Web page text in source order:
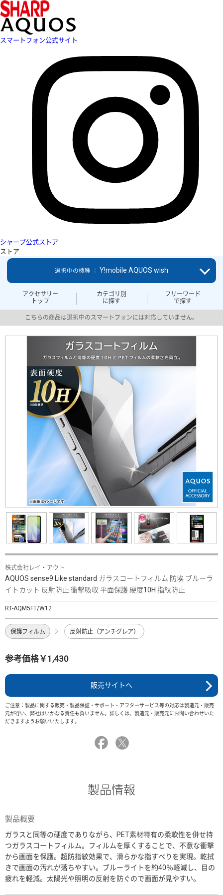
スマートフォン公式サイト
シャープ公式ストア
ストア
アクセサリー
トップ
カテゴリ別
に探す
フリーワード
で探す
選択中の機種 ： Y!mobile AQUOS wish
こちらの商品は選択中のスマートフォンには対応していません。
株式会社レイ・アウト
AQUOS sense9 Like standard ガラスコートフィルム 防埃 ブルーラ
イトカット 反射防止 衝撃吸収 平面保護 硬度10H 指紋防止
RT-AQM5FT/W12
保護フィルム 反射防止（アンチグレア）
参考価格￥1,430
販売サイトへ
ご注意：製品に関する販売・製品保証・サポート・アフターサービス等の対応は製造元・販売
元が行い、弊社はいかなる責任も負いません。詳しくは、製造元・販売元にお問い合わせいた
だきますようお願いいたします。
製品情報
製品概要
ガラスと同等の硬度でありながら、PET素材特有の柔軟性を併せ持
つガラスコートフィルム。フィルムを厚くすることで、不意な衝撃
から画面を保護。超防指紋効果で、滑らかな指すべりを実現。乾拭
きで画面の汚れが落ちやすい。ブルーライトを約40％軽減し、目の
疲れを軽減。太陽光や照明の反射を防ぐので画面が見やすい。